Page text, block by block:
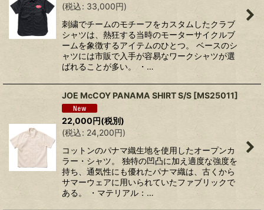
(税込: 33,000円)
刺繍でチームのモチーフをカスタムしたクラブ
シャツは、熱狂する当時のモーターサイクルブ
ームを象徴するアイテムのひとつ。 ベースのシ
ャツには市販で入手が容易なワークシャツが選
ばれることが多い。 ・…
JOE McCOY PANAMA SHIRT S/S [MS25011]
22,000円(税別)
(税込: 24,200円)
コットンのパナマ織生地を使用したオープンカ
ラー・シャツ。 独特の凹凸に加え適度な強度を
持ち、通気性にも優れたパナマ織は、古くから
サマーウェアに用いられていたファブリックで
ある。 ・マテリアル：…